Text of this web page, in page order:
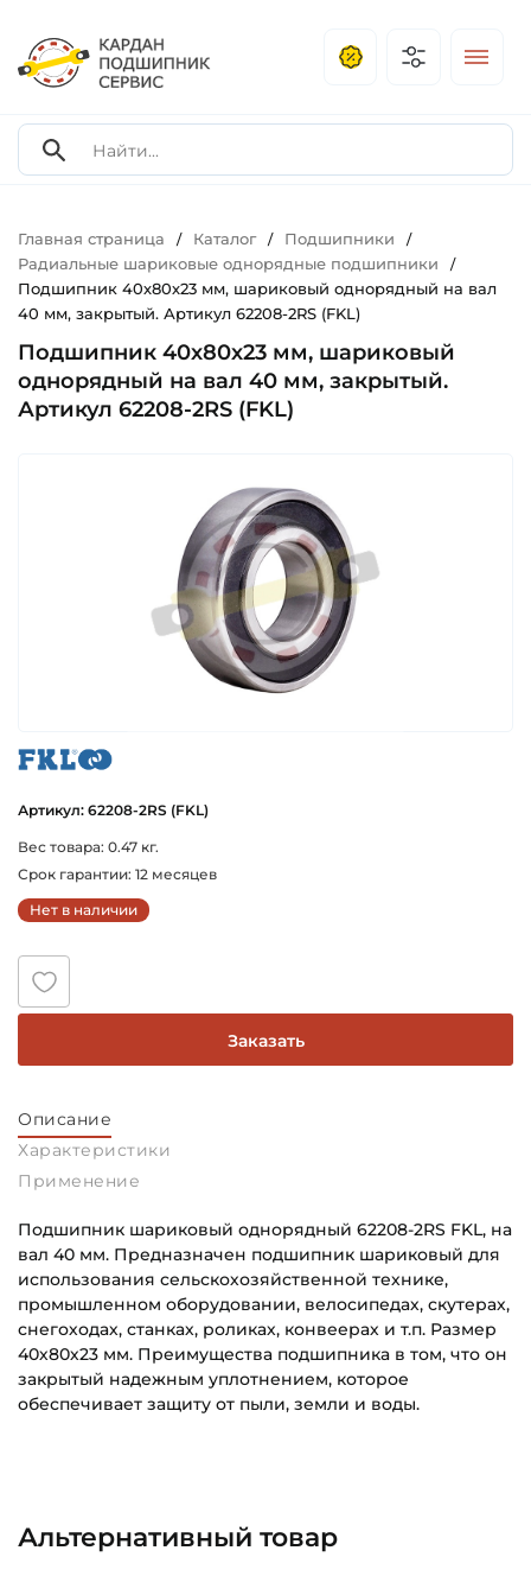
Главная страница / Каталог / Подшипники /
Радиальные шариковые однорядные подшипники /
Подшипник 40х80х23 мм, шариковый однорядный на вал
40 мм, закрытый. Артикул 62208-2RS (FKL)
Подшипник 40х80х23 мм, шариковый
однорядный на вал 40 мм, закрытый.
Артикул 62208-2RS (FKL)
Артикул: 62208-2RS (FKL)
Вес товара: 0.47 кг.
Срок гарантии: 12 месяцев
Нет в наличии
Заказать
Описание
Характеристики
Применение
Подшипник шариковый однорядный 62208-2RS FKL, на
вал 40 мм. Предназначен подшипник шариковый для
использования сельскохозяйственной технике,
промышленном оборудовании, велосипедах, скутерах,
снегоходах, станках, роликах, конвеерах и т.п. Размер
40х80х23 мм. Преимущества подшипника в том, что он
закрытый надежным уплотнением, которое
обеспечивает защиту от пыли, земли и воды.
80 мм
Сельскохозяйственная
Альтернативный товар